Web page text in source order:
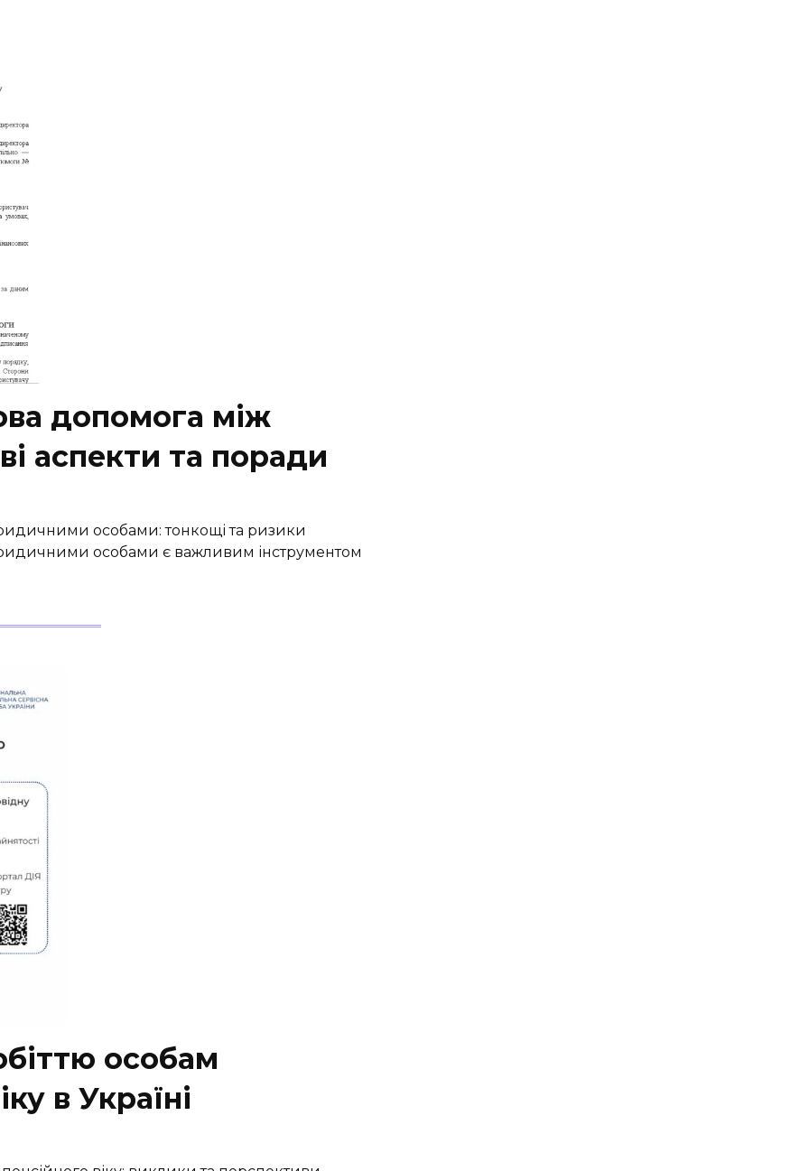
допомога між
аспекти та поради
особами: тонкощі та ризики
особами є важливим інструментом
особам
в Україні